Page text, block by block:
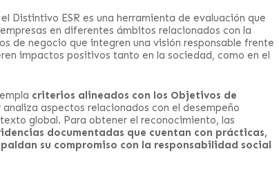
Distintivo ESR es una herramienta de evaluación que
en diferentes ámbitos relacionados con la
de negocio que integren una visión responsable frente
impactos positivos tanto en la sociedad, como en el
criterios alineados con los Objetivos de
analiza aspectos relacionados con el desempeño
global. Para obtener el reconocimiento, las
documentadas que cuentan con prácticas,
su compromiso con la responsabilidad social